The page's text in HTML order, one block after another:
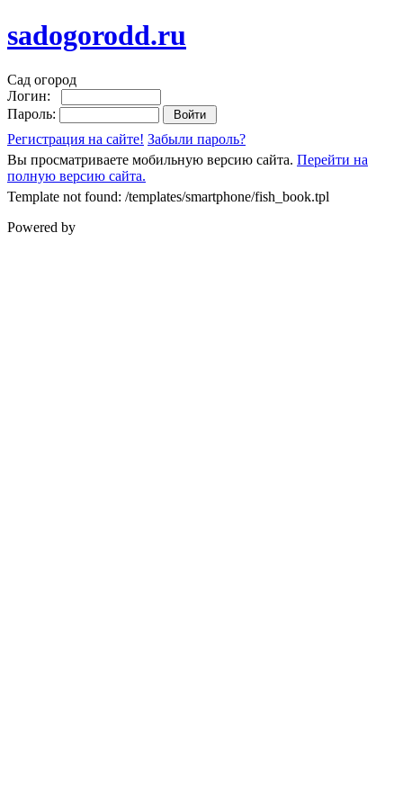
sadogorodd.ru
Сад огород
Логин:
Пароль:
Регистрация на сайте! Забыли пароль?
Вы просматриваете мобильную версию сайта. Перейти на
полную версию сайта.
Template not found: /templates/smartphone/fish_book.tpl
Powered by